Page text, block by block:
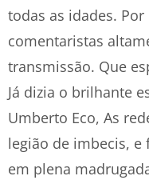
todas as idades.
comentaristas
transmissão. Que
Já dizia o brilhante
Umberto Eco, As
legião de imbecis,
em plena